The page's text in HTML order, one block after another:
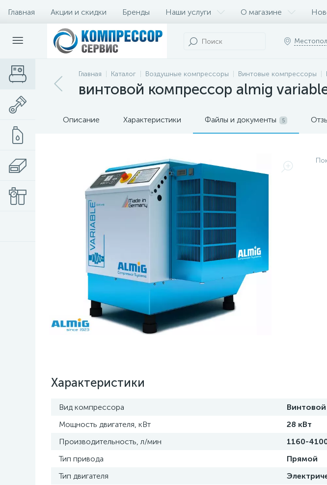
Главная Акции и скидки Бренды Наши услуги О магазине
Главная Каталог Воздушные компрессоры Винтовые компрессоры
винтовой компрессор almig
Описание Характеристики Файлы и документы 5
Характеристики
Вид компрессора
Винтовой
Мощность двигателя, кВт
28 кВт
Производительность, л/мин
1160-
Тип привода
Прямой
Тип двигателя